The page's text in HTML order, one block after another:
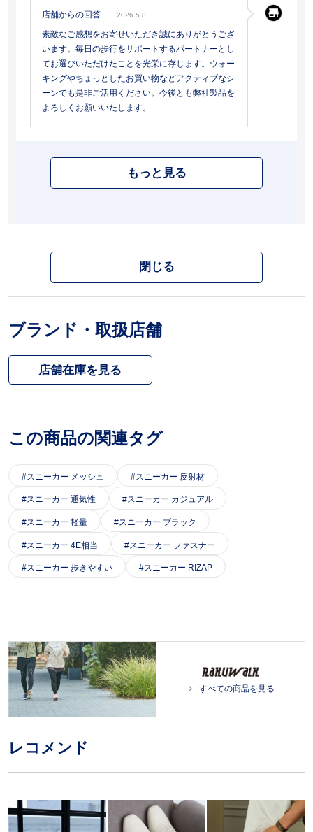
店舗からの回答 2026.5.8
素敵なご感想をお寄せいただき誠にありがとうござ
います。毎日の歩行をサポートするパートナーとし
てお選びいただけたことを光栄に存じます。ウォー
キングやちょっとしたお買い物などアクティブなシ
ーンでも是非ご活用ください。今後とも弊社製品を
よろしくお願いいたします。
もっと見る
閉じる
ブランド・取扱店舗
この商品の関連タグ
スニーカー メッシュ スニーカー 反射材
スニーカー 通気性 スニーカー カジュアル
スニーカー 軽量 スニーカー ブラック
スニーカー 4E相当 スニーカー ファスナー
スニーカー 歩きやすい スニーカー RIZAP
すべての商品を見る
レコメンド